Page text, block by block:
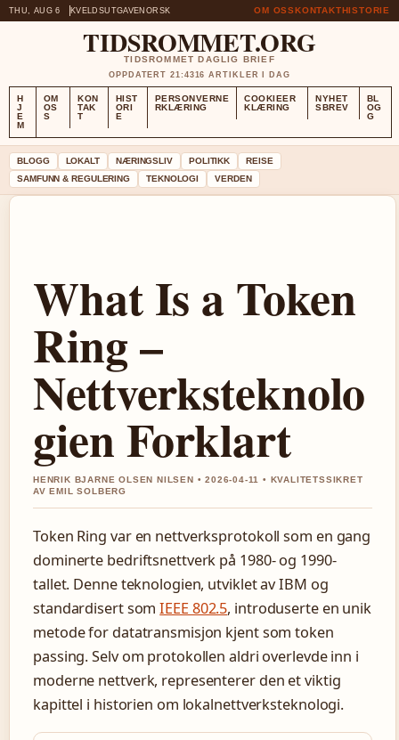
THU, AUG 6 KVELDSUTGAVENORSK OM OSSKONTAKTHISTORIE
TIDSROMMET.ORG
TIDSROMMET DAGLIG BRIEF
OPPDATERT 21:4316 ARTIKLER I DAG
H
J
E
M
OM
OS
S
KON
TAK
T
HIST
ORI
E
PERSONVERNE
RKLÆRING
COOKIEER
KLÆRING
NYHET
SBREV
BL
OG
G
BLOGG LOKALT NÆRINGSLIV POLITIKK
REISE
SAMFUNN & REGULERING
TEKNOLOGI VERDEN
What Is a Token
Ring –
Nettverksteknolo
gien Forklart
HENRIK BJARNE OLSEN NILSEN • 2026-04-11 • KVALITETSSIKRET
AV EMIL SOLBERG
Token Ring var en nettverksprotokoll som en gang
dominerte bedriftsnettverk på 1980- og 1990-
tallet. Denne teknologien, utviklet av IBM og
standardisert somIEEE 802.5, introduserte en unik
metode for datatransmisjon kjent som token
passing. Selv om protokollen aldri overlevde inn i
moderne nettverk, representerer den et viktig
kapittel i historien om lokalnettverksteknologi.